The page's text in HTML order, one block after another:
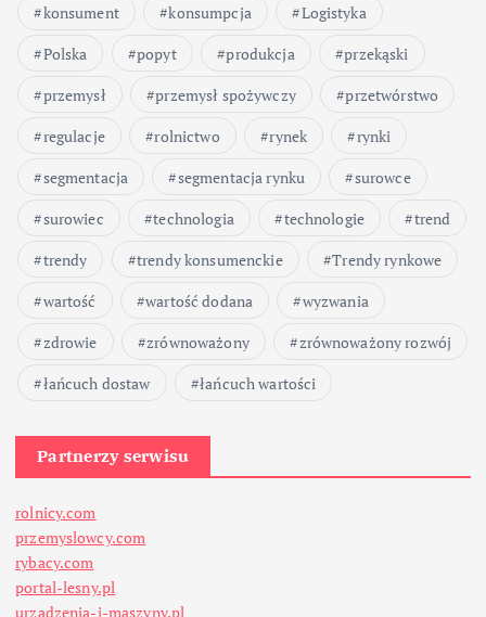
konsument
konsumpcja
Logistyka
Polska
popyt produkcja
przekąski
przemysł
przemysł spożywczy
przetwórstwo
regulacje
rolnictwo rynek
rynki
segmentacja
segmentacja rynku
surowce
surowiec
technologia technologie
trend
trendy
trendy konsumenckie
Trendy rynkowe
wartość
wartość dodana
wyzwania
zdrowie
zrównoważony
zrównoważony rozwój
łańcuch dostaw
łańcuch wartości
Partnerzy serwisu
rolnicy.com
przemyslowcy.com
rybacy.com
portal-lesny.pl
urzadzenia-i-maszyny.pl